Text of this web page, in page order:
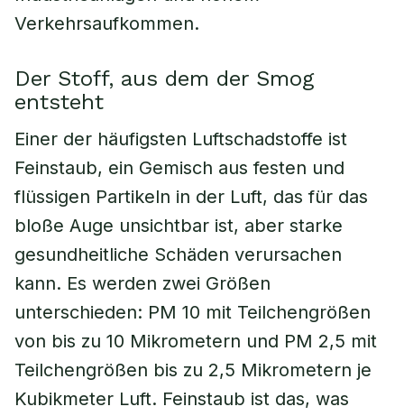
Verkehrsaufkommen.
Der Stoff, aus dem der Smog
entsteht
Einer der häufigsten Luftschadstoffe ist
Feinstaub, ein Gemisch aus festen und
flüssigen Partikeln in der Luft, das für das
bloße Auge unsichtbar ist, aber starke
gesundheitliche Schäden verursachen
kann. Es werden zwei Größen
unterschieden: PM 10 mit Teilchengrößen
von bis zu 10 Mikrometern und PM 2,5 mit
Teilchengrößen bis zu 2,5 Mikrometern je
Kubikmeter Luft. Feinstaub ist das, was